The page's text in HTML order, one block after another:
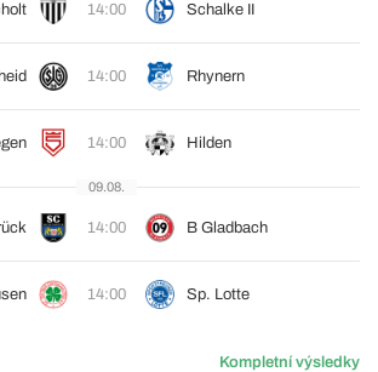
14:00 Schalke II
14:00 Rhynern
14:00 Hilden
09.08.
14:00 B Gladbach
14:00 Sp. Lotte
Kompletní výsledky